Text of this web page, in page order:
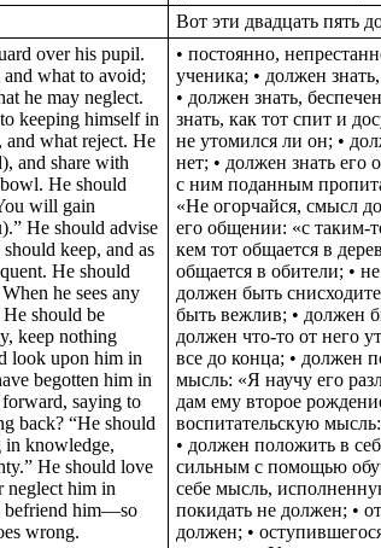
Вот эти двадцать пять
over his pupil.
what to avoid;
he may neglect.
keeping himself in
and what reject. He
and share with
He should
will gain
He should advise
keep, and as
He should
he sees any
should be
keep nothing
look upon him in
begotten him in
saying to
back? “He should
in knowledge,
He should love
neglect him in
befriend him—so
wrong.
• постоянно,
ученика; • должен
• должен знать,
знать, как тот спит и
не утомился ли он; •
нет; • должен знать его
с ним поданным
«Не огорчайся, смысл
его общении: «с таким-
кем тот общается в
общается в обители; •
должен быть
быть вежлив; • должен
должен что-то от него
все до конца; • должен
мысль: «Я научу его
дам ему второе
воспитательскую
• должен положить в
сильным с помощью
себе мысль,
покидать не должен; •
должен; •